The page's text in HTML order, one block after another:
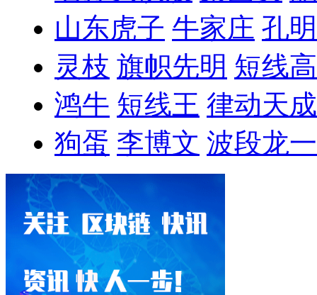
山东虎子 牛家庄 孔
灵枝 旗帜先明 短线
鸿牛 短线王 律动天成
狗蛋 李博文 波段龙一